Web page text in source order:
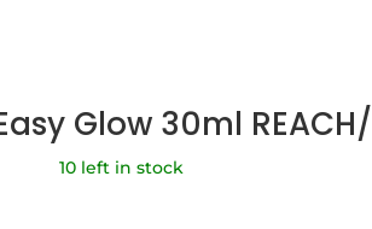
Glow 30ml REACH/
10 left in stock